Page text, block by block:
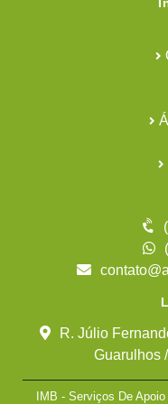
R. Júlio
Guarulhos
IMB - Serviços De